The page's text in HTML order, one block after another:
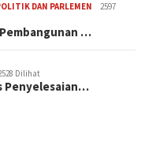
DAN PARLEMEN
2597
Pembangunan …
Dilihat
Penyelesaian…